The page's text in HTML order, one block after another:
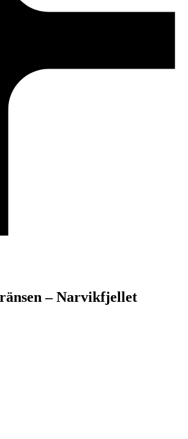
– Narvikfjellet